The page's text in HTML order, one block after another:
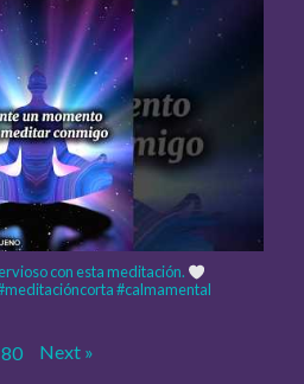
con esta meditación.
#calmamental
80 Next »